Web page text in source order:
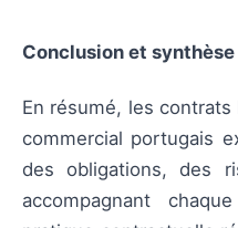
Conclusion et synthèse
En résumé, les
commercial portugais
des obligations, des
accompagnant